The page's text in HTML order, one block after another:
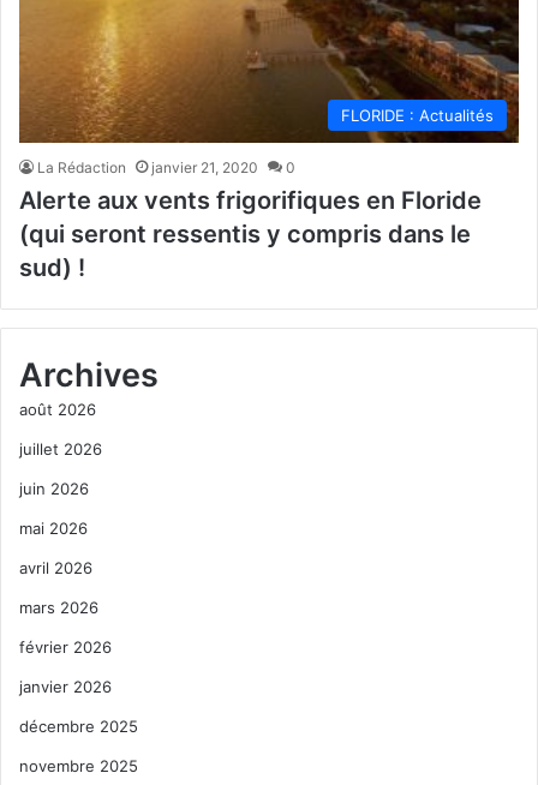
FLORIDE : Actualités
La Rédaction janvier 21, 2020 0
Alerte aux vents frigorifiques en Floride
(qui seront ressentis y compris dans le
sud) !
Archives
août 2026
juillet 2026
juin 2026
mai 2026
avril 2026
mars 2026
février 2026
janvier 2026
décembre 2025
novembre 2025